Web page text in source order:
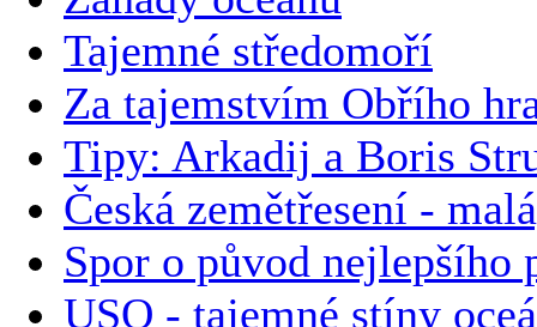
Tajemné středomoří
Za tajemstvím Obřího
Tipy: Arkadij a Boris
Česká zemětřesení -
Spor o původ nejlepšího
USO - tajemné stíny